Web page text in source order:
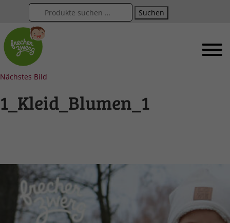
Suchen
Nächstes Bild
1_Kleid_Blumen_1